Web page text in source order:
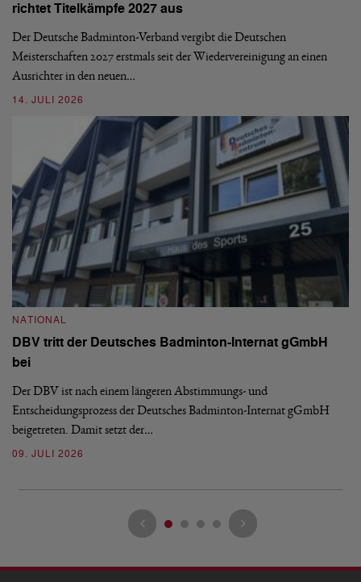
richtet Titelkämpfe 2027 aus
Der Deutsche Badminton-Verband vergibt die Deutschen
Meisterschaften 2027 erstmals seit der Wiedervereinigung an einen
Ausrichter in den neuen…
14. JULI 2026
NATIONAL
DBV tritt der Deutsches Badminton-Internat gGmbH
bei
Der DBV ist nach einem längeren Abstimmungs- und
Entscheidungsprozess der Deutsches Badminton-Internat gGmbH
beigetreten. Damit setzt der…
09. JULI 2026